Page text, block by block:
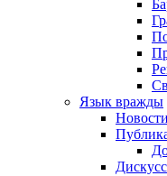
Язык вражды
Новости